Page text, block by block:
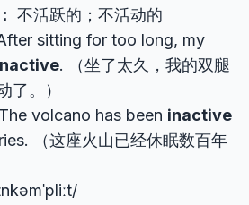
不活跃的；不活动的
sitting for too long, my
. （坐了太久，我的双腿
了。）
The volcano has been inactive
（这座火山已经休眠数百年